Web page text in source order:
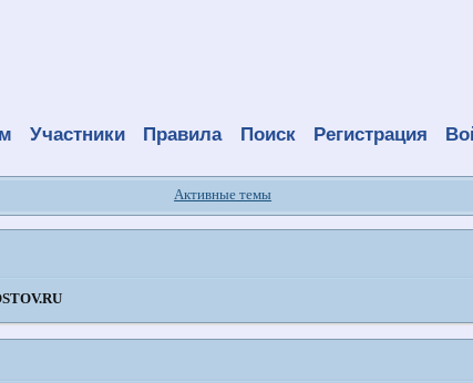
Участники Правила Поиск Регистрация
Активные темы